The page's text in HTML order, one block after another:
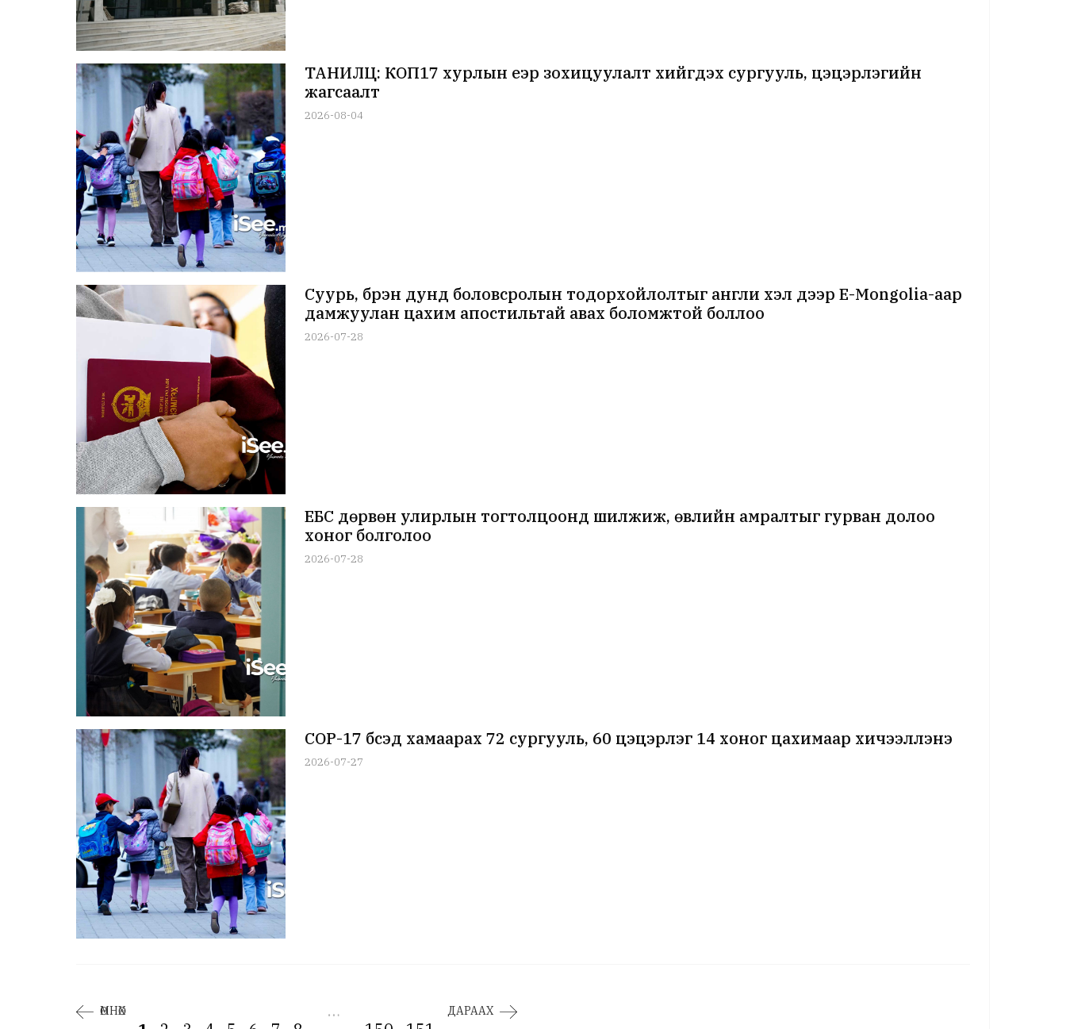
ТАНИЛЦ: КОП17 хурлын үеэр зохицуулалт хийгдэх сургууль, цэцэрлэгийн
жагсаалт
2026-08-04
Суурь, бүрэн дунд боловсролын тодорхойлолтыг англи хэл дээр E-Mongolia-аар
дамжуулан цахим апостильтай авах боломжтой боллоо
2026-07-28
ЕБС дөрвөн улирлын тогтолцоонд шилжиж, өвлийн амралтыг гурван долоо
хоног болголоо
2026-07-28
CОР-17 бүсэд хамаарах 72 сургууль, 60 цэцэрлэг 14 хоног цахимаар хичээллэнэ
2026-07-27
ӨМНӨХ
…
ДАРААХ